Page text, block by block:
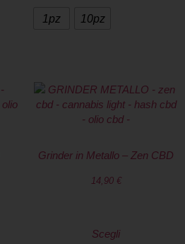
1pz 10pz
Grinder in Metallo – Zen CBD
14,90 €
Scegli